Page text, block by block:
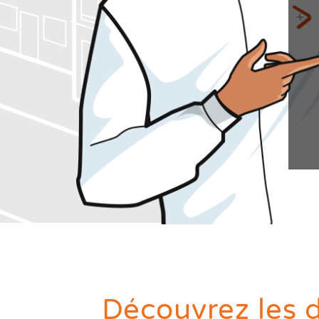
Diagnostics avant travaux
Mieux nous connaitre
Actualités
Faire un devis
Trouver une agence
Devenir franchisé
Offres d'emploi
Découvrez les